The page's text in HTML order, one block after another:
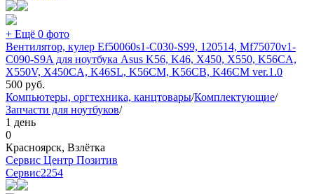
+ Ещё 0 фото
Вентилятор, кулер Ef50060s1-C030-S99, 120514, Mf75070v1-
C090-S9A для ноутбука Asus K56, K46, X450, X550, K56CA,
X550V, X450CA, K46SL, K56CM, K56CB, K46CM ver.1.0
500 руб.
Компьютеры, оргтехника, канцтовары/Комплектующие/
Запчасти для ноутбуков/
1 день
0
Красноярск, Взлётка
Сервис Центр Позитив
Сервис2254